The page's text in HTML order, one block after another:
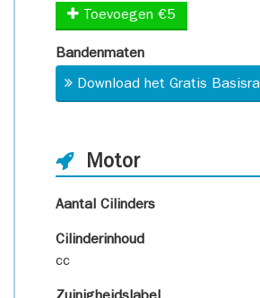
Toevoegen €5
Bandenmaten
Download het Gratis
Motor
Aantal Cilinders
Cilinderinhoud
cc